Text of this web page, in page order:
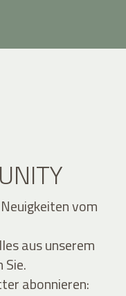
vom
aus unserem
abonnieren: